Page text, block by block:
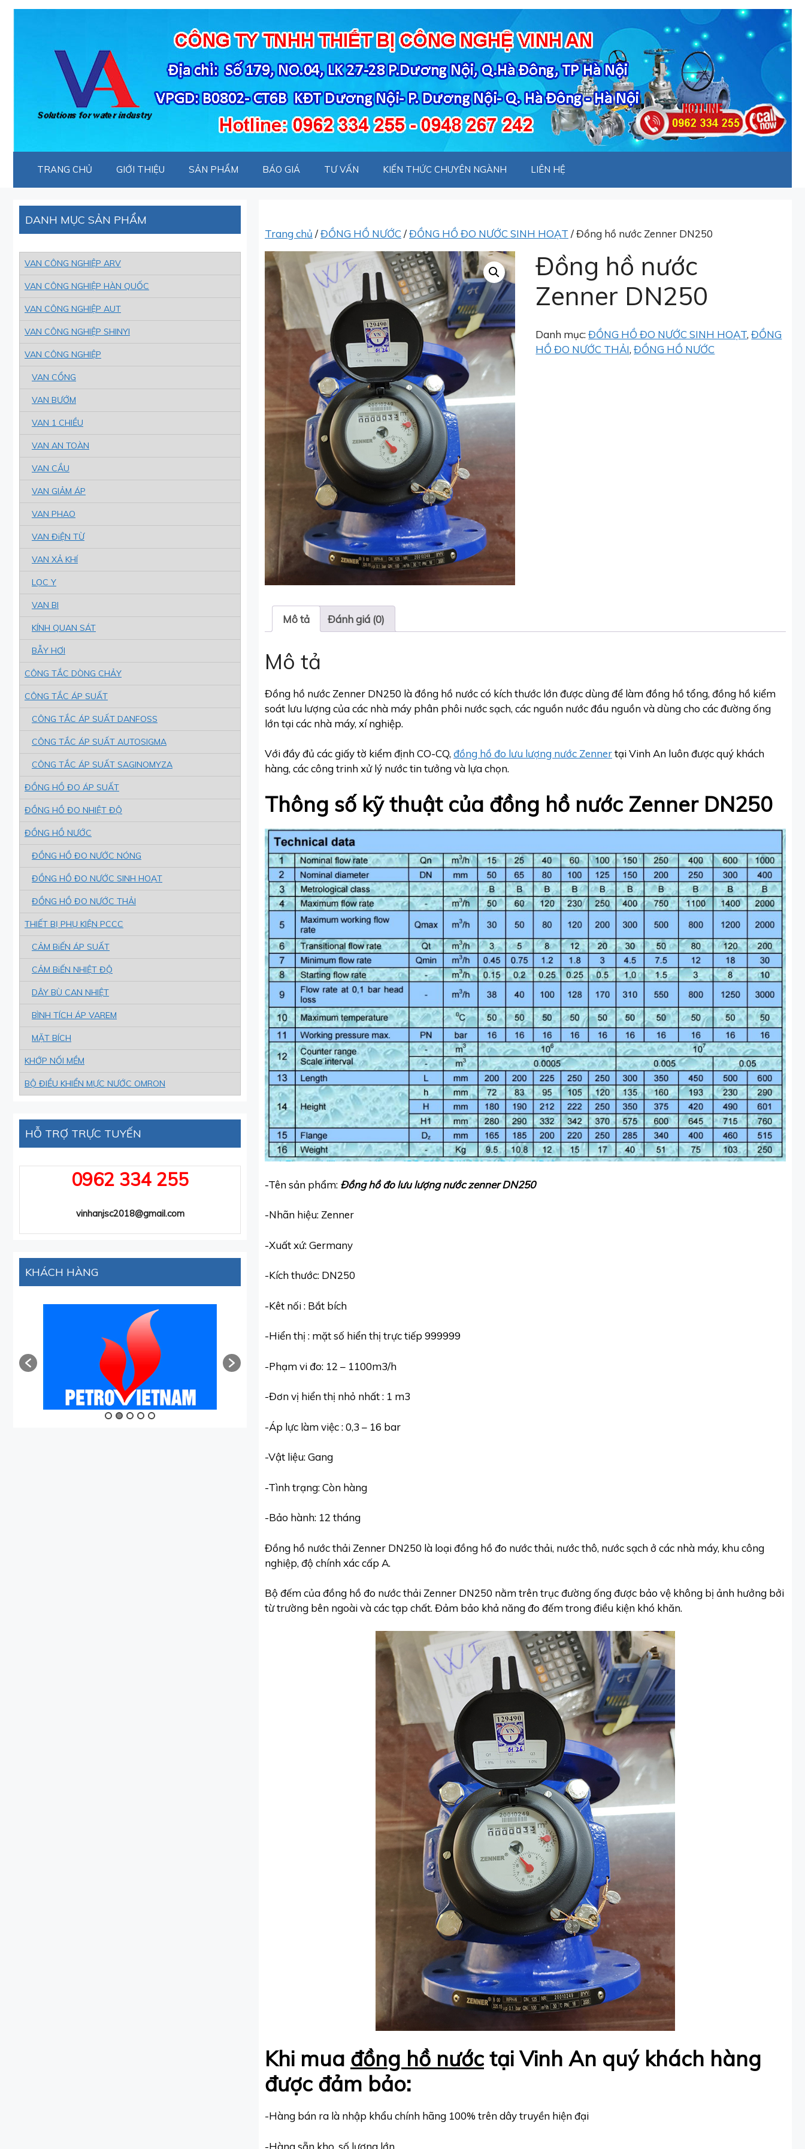
Chuyển
TRANG CHỦ GIỚI THIỆU SẢN PHẨM BÁO GIÁ TƯ VẤN KIẾN THỨC CHUYÊN NGÀNH LIÊN HỆ
Trang chủ /ĐỒNG HỒ NƯỚC/ĐỒNG HỒ ĐO NƯỚC SINH HOẠT / Đồng hồ nước Zenner DN250
Đồng hồ nước
Zenner DN250
Danh mục:ĐỒNG HỒ ĐO NƯỚC SINH HOẠT,ĐỒNG
HỒ ĐO NƯỚC THẢI,ĐỒNG HỒ NƯỚC
Mô tả Đánh giá (0)
Mô tả
Đồng hồ nước Zenner DN250 là đồng hồ nước có kích thước lớn được dùng để làm đồng hồ tổng, đồng hồ kiểm
soát lưu lượng của các nhà máy phân phôi nước sạch, các nguồn nước đầu nguồn và dùng cho các đường ống
lớn tại các nhà máy, xí nghiệp.
Với đầy đủ các giấy tờ kiểm định CO-CQ, đồng hồ đo lưu lượng nước Zennertại Vinh An luôn được quý khách
hàng, các công trinh xử lý nước tin tưởng và lựa chọn.
Thông số kỹ thuật của đồng hồ nước Zenner DN250
-Tên sản phẩm: Đồng hồ đo lưu lượng nước zenner DN250
-Nhãn hiệu: Zenner
-Xuất xứ: Germany
-Kích thước: DN250
-Kêt nối : Bắt bích
-Hiển thị : mặt số hiển thị trực tiếp 999999
-Phạm vi đo: 12 – 1100m3/h
-Đơn vị hiển thị nhỏ nhất : 1 m3
-Áp lực làm việc : 0,3 – 16 bar
-Vật liệu: Gang
-Tình trạng: Còn hàng
-Bảo hành: 12 tháng
Đồng hồ nước thải Zenner DN250 là loại đồng hồ đo nước thải, nước thô, nước sạch ở các nhà máy, khu công
nghiệp, độ chính xác cấp A.
Bộ đếm của đồng hồ đo nước thải Zenner DN250 nằm trên trục đường ống được bảo vệ không bị ảnh hưởng bởi
từ trường bên ngoài và các tạp chất. Đảm bảo khả năng đo đếm trong điều kiện khó khăn.
Khi mua đồng hồ nướctại Vinh An quý khách hàng
được đảm bảo:
-Hàng bán ra là nhập khẩu chính hãng 100% trên dây truyền hiện đại
-Hàng sẵn kho, số lượng lớn.
DANH MỤC SẢN PHẨM
VAN CÔNG NGHIỆP ARV
VAN CÔNG NGHIỆP HÀN QUỐC
VAN CÔNG NGHIỆP AUT
VAN CÔNG NGHIỆP SHINYI
VAN CÔNG NGHIỆP
VAN CỔNG
VAN BƯỚM
VAN 1 CHIỀU
VAN AN TOÀN
VAN CẦU
VAN GIẢM ÁP
VAN PHAO
VAN ĐiỆN TỪ
VAN XẢ KHÍ
LỌC Y
VAN BI
KÍNH QUAN SÁT
BẪY HƠI
CÔNG TẮC DÒNG CHẢY
CÔNG TẮC ÁP SUẤT
CÔNG TẮC ÁP SUẤT DANFOSS
CÔNG TẮC ÁP SUẤT AUTOSIGMA
CÔNG TẮC ÁP SUẤT SAGINOMYZA
ĐỒNG HỒ ĐO ÁP SUẤT
ĐỒNG HỒ ĐO NHIỆT ĐỘ
ĐỒNG HỒ NƯỚC
ĐỒNG HỒ ĐO NƯỚC NÓNG
ĐỒNG HỒ ĐO NƯỚC SINH HOẠT
ĐỒNG HỒ ĐO NƯỚC THẢI
THIẾT BỊ PHỤ KIỆN PCCC
CẢM BiẾN ÁP SUẤT
CẢM BiẾN NHIỆT ĐỘ
DÂY BÙ CAN NHIỆT
BÌNH TÍCH ÁP VAREM
MẶT BÍCH
KHỚP NỐI MỀM
BỘ ĐIỀU KHIỂN MỰC NƯỚC OMRON
HỖ TRỢ TRỰC TUYẾN
0962 334 255
vinhanjsc2018@gmail.com
KHÁCH HÀNG